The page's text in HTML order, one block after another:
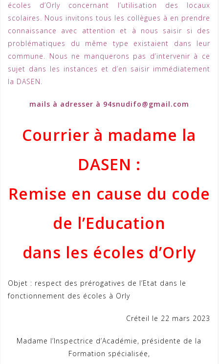
écoles d’Orly concernant l’utilisation des locaux
scolaires. Nous invitons tous les collègues à en prendre
connaissance avec attention et à nous saisir si des
problématiques du même type existaient dans leur
commune. Nous ne manquerons pas d’intervenir à ce
sujet dans les instances et d’en saisir immédiatement
la DASEN.
mails à adresser à 94snudifo@gmail.com
Courrier à madame la
DASEN :
Remise en cause du code
de l’Education
dans les écoles d’Orly
Objet : respect des prérogatives de l’Etat dans le
fonctionnement des écoles à Orly
Créteil le 22 mars 2023
Madame l’Inspectrice d’Académie, présidente de la
Formation spécialisée,